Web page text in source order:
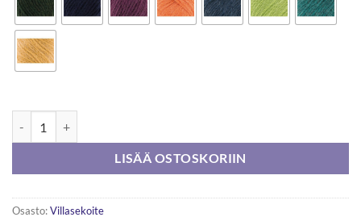
LISÄÄ OSTOSKORIIN
Osasto:Villasekoite